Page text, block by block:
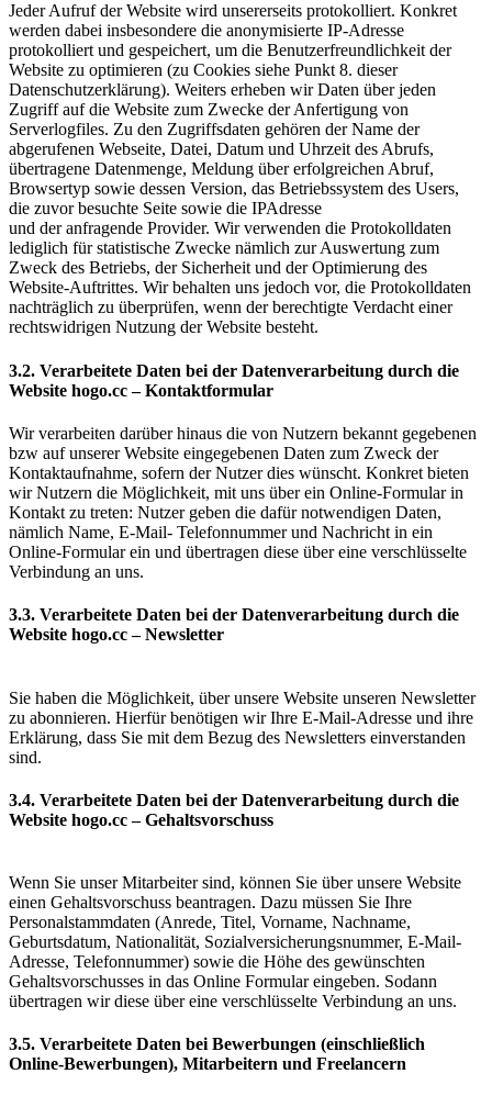
Jeder Aufruf der Website wird unsererseits protokolliert. Konkret
werden dabei insbesondere die anonymisierte IP-Adresse
protokolliert und gespeichert, um die Benutzerfreundlichkeit der
Website zu optimieren (zu Cookies siehe Punkt 8. dieser
Datenschutzerklärung). Weiters erheben wir Daten über jeden
Zugriff auf die Website zum Zwecke der Anfertigung von
Serverlogfiles. Zu den Zugriffsdaten gehören der Name der
abgerufenen Webseite, Datei, Datum und Uhrzeit des Abrufs,
übertragene Datenmenge, Meldung über erfolgreichen Abruf,
Browsertyp sowie dessen Version, das Betriebssystem des Users,
die zuvor besuchte Seite sowie die IPAdresse
und der anfragende Provider. Wir verwenden die Protokolldaten
lediglich für statistische Zwecke nämlich zur Auswertung zum
Zweck des Betriebs, der Sicherheit und der Optimierung des
Website-Auftrittes. Wir behalten uns jedoch vor, die Protokolldaten
nachträglich zu überprüfen, wenn der berechtigte Verdacht einer
rechtswidrigen Nutzung der Website besteht.
3.2. Verarbeitete Daten bei der Datenverarbeitung durch die
Website hogo.cc – Kontaktformular
Wir verarbeiten darüber hinaus die von Nutzern bekannt gegebenen
bzw auf unserer Website eingegebenen Daten zum Zweck der
Kontaktaufnahme, sofern der Nutzer dies wünscht. Konkret bieten
wir Nutzern die Möglichkeit, mit uns über ein Online-Formular in
Kontakt zu treten: Nutzer geben die dafür notwendigen Daten,
nämlich Name, E-Mail- Telefonnummer und Nachricht in ein
Online-Formular ein und übertragen diese über eine verschlüsselte
Verbindung an uns.
3.3. Verarbeitete Daten bei der Datenverarbeitung durch die
Website hogo.cc – Newsletter
Sie haben die Möglichkeit, über unsere Website unseren Newsletter
zu abonnieren. Hierfür benötigen wir Ihre E-Mail-Adresse und ihre
Erklärung, dass Sie mit dem Bezug des Newsletters einverstanden
sind.
3.4. Verarbeitete Daten bei der Datenverarbeitung durch die
Website hogo.cc – Gehaltsvorschuss
Wenn Sie unser Mitarbeiter sind, können Sie über unsere Website
einen Gehaltsvorschuss beantragen. Dazu müssen Sie Ihre
Personalstammdaten (Anrede, Titel, Vorname, Nachname,
Geburtsdatum, Nationalität, Sozialversicherungsnummer, E-Mail-
Adresse, Telefonnummer) sowie die Höhe des gewünschten
Gehaltsvorschusses in das Online Formular eingeben. Sodann
übertragen wir diese über eine verschlüsselte Verbindung an uns.
3.5. Verarbeitete Daten bei Bewerbungen (einschließlich
Online-Bewerbungen), Mitarbeitern und Freelancern